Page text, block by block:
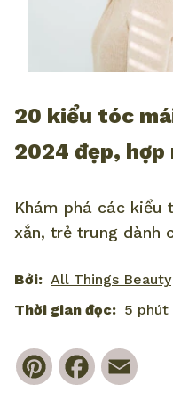
20 kiểu tóc
2024 đẹp,
Khám phá các kiểu
xắn, trẻ trung dành
Bởi: All Things Beauty
Thời gian đọc: 5 phút
PinterestFacebook